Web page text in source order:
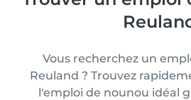
Vous recherchez un
Reuland ? Trouvez
l'emploi de nounou idéal